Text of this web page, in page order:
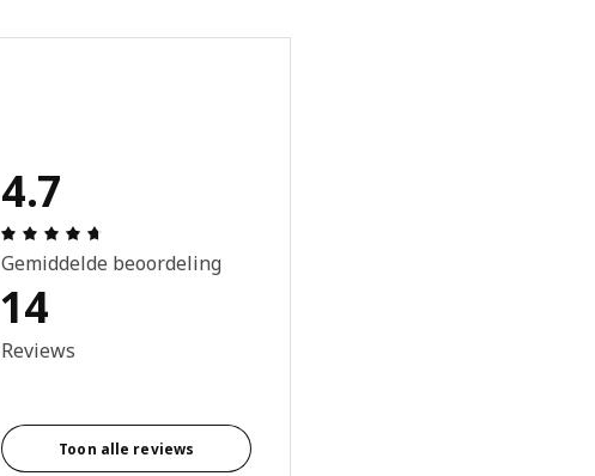
4.7
Gemiddelde beoordeling
14
Reviews
Toon alle reviews